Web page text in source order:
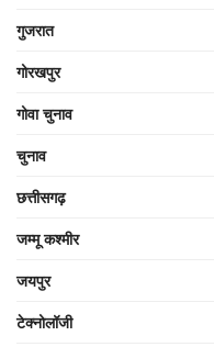
गुजरात
गोरखपुर
गोवा चुनाव
चुनाव
छत्तीसगढ़
जम्मू कश्मीर
जयपुर
टेक्नोलॉजी